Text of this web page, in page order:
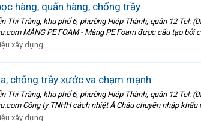
hàng, quấn hàng, chống trầy
Thị Tràng, khu phố 6, phường Hiệp Thành, quận 12
MÀNG PE FOAM - Màng PE Foam được cấu tạo bởi
xây dựng
chống trầy xước va chạm mạnh
Thị Tràng, khu phố 6, phường Hiệp Thành, quận 12
Công ty TNHH cách nhiệt Á Châu chuyên nhập khẩu
xây dựng